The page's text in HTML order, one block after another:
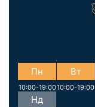
Пн
10:00-19:00
Вт
10:00-19:00
Нд